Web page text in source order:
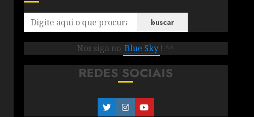
buscar
Nos siga no Blue Sky ! ^^
REDES SOCIAIS